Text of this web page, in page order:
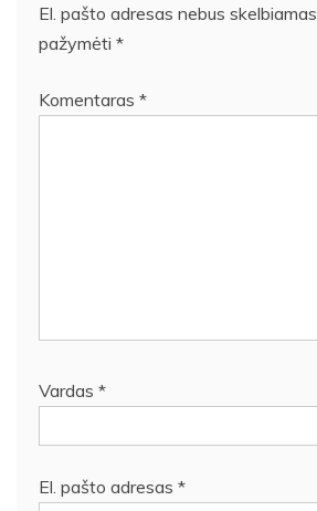
El. pašto adresas nebus skelbiamas.
pažymėti *
Komentaras *
Vardas *
El. pašto adresas *